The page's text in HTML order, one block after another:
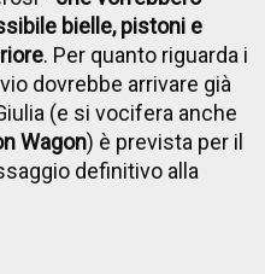
bielle, pistoni e
. Per quanto riguarda i
dovrebbe arrivare già
(e si vocifera anche
Wagon) è prevista per il
definitivo alla